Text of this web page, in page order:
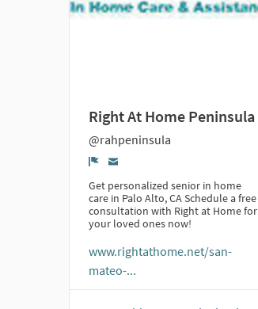
Right At Home Peninsula
@rahpeninsula
Denunciar
Get personalized senior in home
care in Palo Alto, CA Schedule a free
consultation with Right at Home for
your loved ones now!
www.rightathome.net/san-
mateo-...